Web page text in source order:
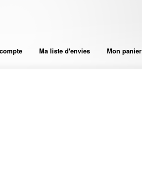
Ma liste d'envies Mon panier